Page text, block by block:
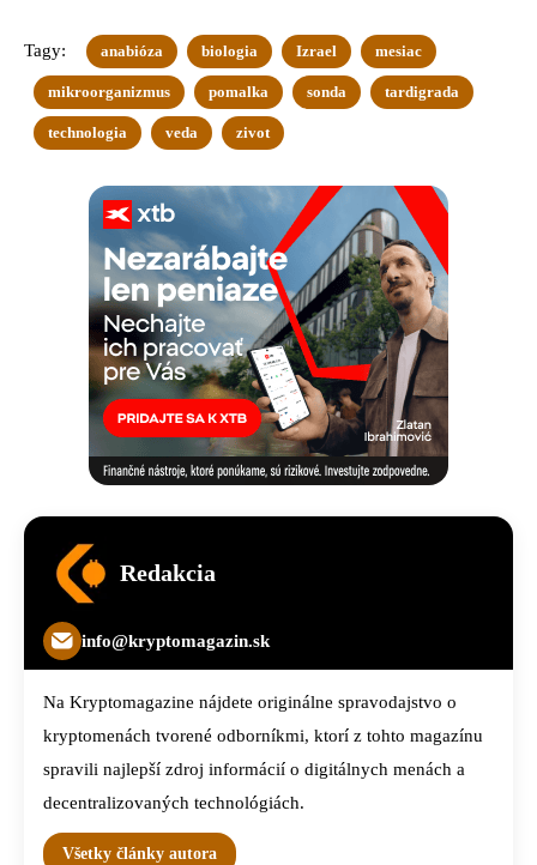
Tagy: anabióza biologia Izrael mesiac
mikroorganizmus pomalka sonda tardigrada
technologia veda zivot
Redakcia
info@kryptomagazin.sk
Na Kryptomagazine nájdete originálne spravodajstvo o
kryptomenách tvorené odborníkmi, ktorí z tohto magazínu
spravili najlepší zdroj informácií o digitálnych menách a
decentralizovaných technológiách.
Všetky články autora